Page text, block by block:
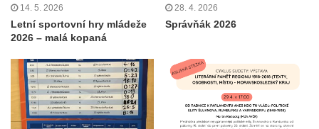
14. 5. 2026
Letní sportovní hry mládeže
2026 – malá kopaná
28. 4. 2026
Správňák 2026